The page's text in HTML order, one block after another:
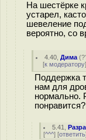
На шестёрке
устарел,
шевеление
вероятно, со
4.40 ,Дима (
[к модератору]
Поддержка
нам для
нормально.
понравится?
5.41 ,
[^^^] [ответить